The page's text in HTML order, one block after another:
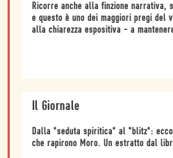
Ricorre anche alla finzione narrativa,
e questo è uno dei maggiori pregi del
alla chiarezza espositiva - a
Il Giornale
Dalla "seduta spiritica" al "blitz":
che rapirono Moro. Un estratto dal